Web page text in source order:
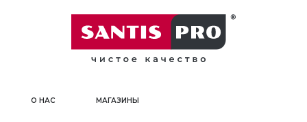
О НАС МАГАЗИНЫ